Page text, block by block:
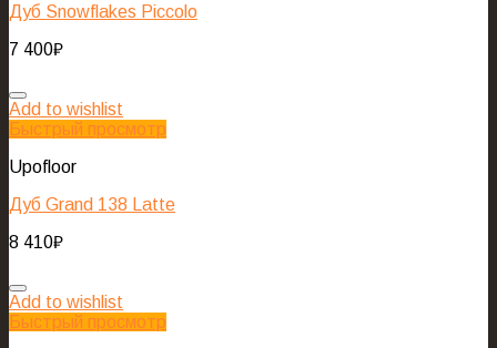
Дуб Snowflakes Piccolo
7 400₽
Add to wishlist
Быстрый просмотр
Upofloor
Дуб Grand 138 Latte
8 410₽
Add to wishlist
Быстрый просмотр